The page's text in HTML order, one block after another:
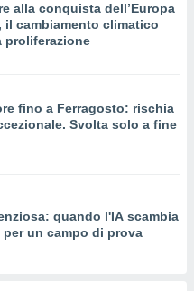
alla conquista dell’Europa
il cambiamento climatico
proliferazione
fino a Ferragosto: rischia
Svolta solo a fine
quando l'IA scambia
per un campo di prova